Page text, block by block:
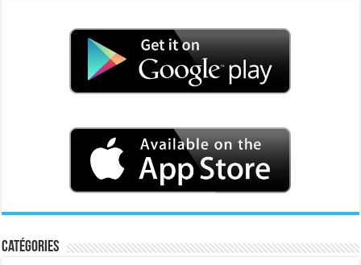
Catégories